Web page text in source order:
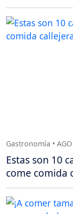
Gastronomía •
Estas son 10
come comida